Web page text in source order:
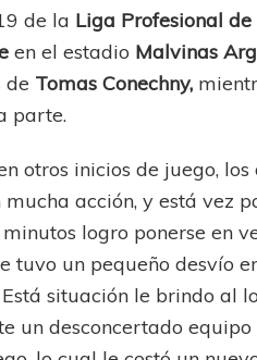
de la Liga Profesional
en el estadio Malvinas
de Tomas Conechny,
parte.
otros inicios de juego,
acción, y está vez
logro ponerse en
tuvo un pequeño desvío
Está situación le brindo al
un desconcertado